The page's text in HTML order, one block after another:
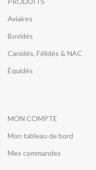
Aviaires
Bovidés
Canidés, Félidés & NAC
Équidés
MON COMPTE
Mon tableau de bord
Mes commandes